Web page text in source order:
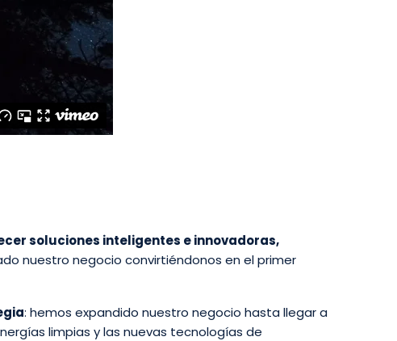
soluciones inteligentes e innovadoras,
nuestro negocio convirtiéndonos en el primer
: hemos expandido nuestro negocio hasta llegar a
limpias y las nuevas tecnologías de